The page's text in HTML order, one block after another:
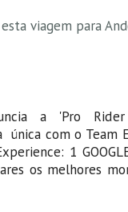
viagem para
a 'Pro Rider
única com o Team
1
os melhores